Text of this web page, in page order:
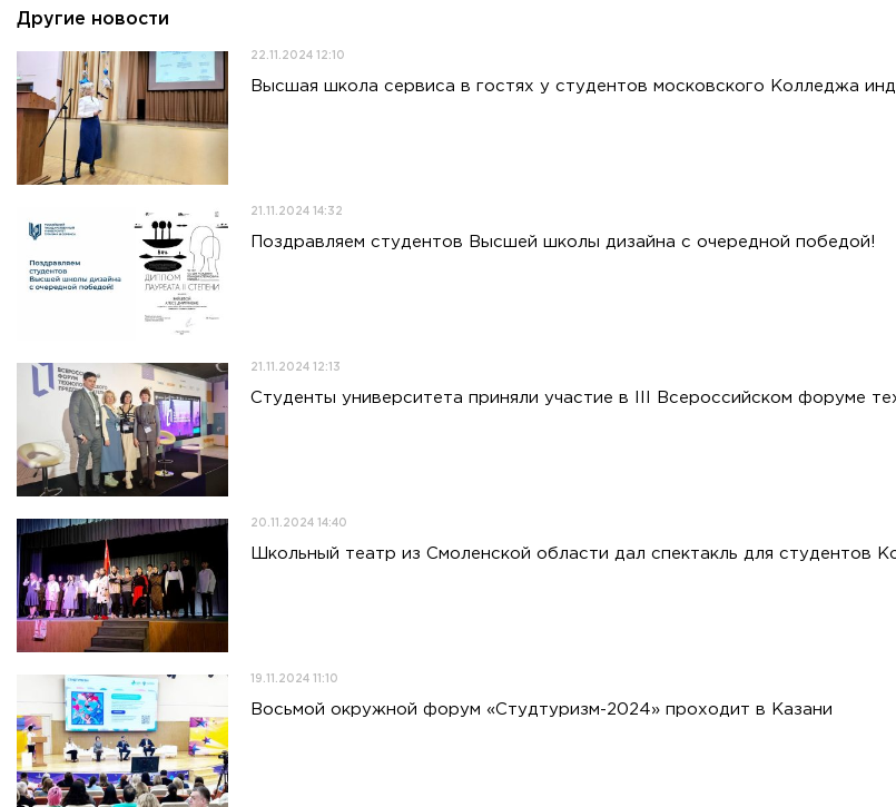
Другие новости
22.11.2024 12:10
Высшая школа сервиса в гостях у студентов московского Колледжа
21.11.2024 14:32
Поздравляем студентов Высшей школы дизайна с очередной победой!
21.11.2024 12:13
Студенты университета приняли участие в III Всероссийском форуме
20.11.2024 14:40
Школьный театр из Смоленской области дал спектакль для студентов
19.11.2024 11:10
Восьмой окружной форум «Студтуризм-2024» проходит в Казани